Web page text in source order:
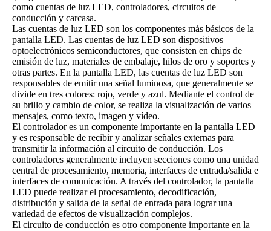
como cuentas de luz LED, controladores, circuitos de
conducción y carcasa.
Las cuentas de luz LED son los componentes más básicos de la
pantalla LED. Las cuentas de luz LED son dispositivos
optoelectrónicos semiconductores, que consisten en chips de
emisión de luz, materiales de embalaje, hilos de oro y soportes y
otras partes. En la pantalla LED, las cuentas de luz LED son
responsables de emitir una señal luminosa, que generalmente se
divide en tres colores: rojo, verde y azul. Mediante el control de
su brillo y cambio de color, se realiza la visualización de varios
mensajes, como texto, imagen y vídeo.
El controlador es un componente importante en la pantalla LED
y es responsable de recibir y analizar señales externas para
transmitir la información al circuito de conducción. Los
controladores generalmente incluyen secciones como una unidad
central de procesamiento, memoria, interfaces de entrada/salida e
interfaces de comunicación. A través del controlador, la pantalla
LED puede realizar el procesamiento, decodificación,
distribución y salida de la señal de entrada para lograr una
variedad de efectos de visualización complejos.
El circuito de conducción es otro componente importante en la